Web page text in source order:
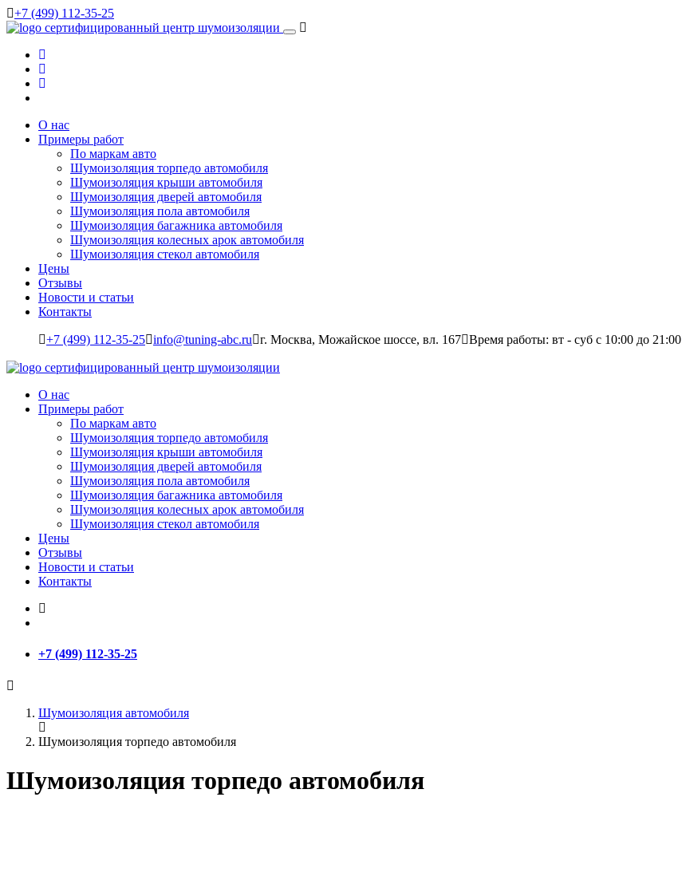
+7 (499) 112-35-25
сертифицированный центр шумоизоляции
О нас
Примеры работ
По маркам авто
Шумоизоляция торпедо автомобиля
Шумоизоляция крыши автомобиля
Шумоизоляция дверей автомобиля
Шумоизоляция пола автомобиля
Шумоизоляция багажника автомобиля
Шумоизоляция колесных арок автомобиля
Шумоизоляция стекол автомобиля
Цены
Отзывы
Новости и статьи
Контакты
+7 (499) 112-35-25 info@tuning-abc.ru г. Москва, Можайское шоссе, вл. 167 Время работы: вт - суб c 10:00 до 21:00
сертифицированный центр шумоизоляции
О нас
Примеры работ
По маркам авто
Шумоизоляция торпедо автомобиля
Шумоизоляция крыши автомобиля
Шумоизоляция дверей автомобиля
Шумоизоляция пола автомобиля
Шумоизоляция багажника автомобиля
Шумоизоляция колесных арок автомобиля
Шумоизоляция стекол автомобиля
Цены
Отзывы
Новости и статьи
Контакты
+7 (499) 112-35-25
Шумоизоляция автомобиля
Шумоизоляция торпедо автомобиля
Шумоизоляция торпедо автомобиля